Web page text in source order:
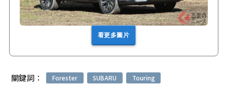
看更多圖片
關鍵詞： Forester SUBARU Touring